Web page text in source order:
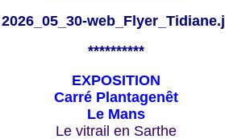
**********
EXPOSITION
Carré Plantagenêt
Le Mans
Le vitrail en Sarthe